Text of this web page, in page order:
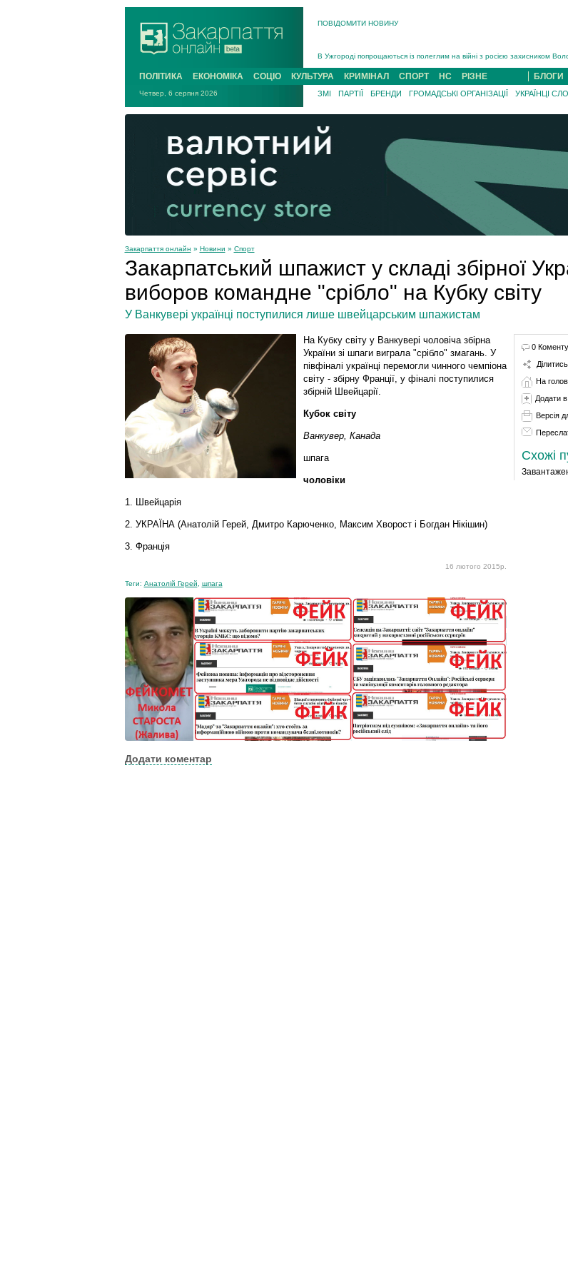
ПОВІДОМИТИ НОВИНУ
В Ужгороді попрощаються із полеглим на війні з росією захисником
В Ужгороді 5 серпня попрощаються із захисником Богданом Югасом,
Підтвердили загибель захисника із Нанкова на Хустщині Юліана
На війні з рф поліг військовий з Виноградова Ігнат Роздяловський
На Хустщині внаслідок ДТП за участі трьох авто постраждали 13
Інструктора районного ТЦК на Закарпатті судитимуть за обвинувачен...
ПОЛІТИКА ЕКОНОМІКА СОЦІО КУЛЬТУРА КРИМІНАЛ СПОРТ НС РІЗНЕ БЛОГИ
Четвер, 6 серпня 2026 ЗМІ ПАРТІЇ БРЕНДИ ГРОМАДСЬКІ ОРГАНІЗАЦІЇ УКРАЇНЦІ
Закарпаття онлайн » Новини » Спорт
Закарпатський шпажист у складі збірної
виборов командне "срібло" на Кубку світу
У Ванкувері українці поступилися лише швейцарським шпажистам
На Кубку світу у Ванкувері чоловіча збірна
України зі шпаги виграла "срібло" змагань. У
півфіналі українці перемогли чинного чемпіона
світу - збірну Франції, у фіналі поступилися
збірній Швейцарії.
Кубок світу
Ванкувер, Канада
шпага
чоловіки
1. Швейцарія
2. УКРАЇНА (Анатолій Герей, Дмитро Карюченко, Максим Хворост і Богдан Нікішин)
3. Франція
16 лютого 2015р.
Теги: Анатолій Герей шпага
Додати коментар
0
Ділитись
На
Додати
Версія
Схожі